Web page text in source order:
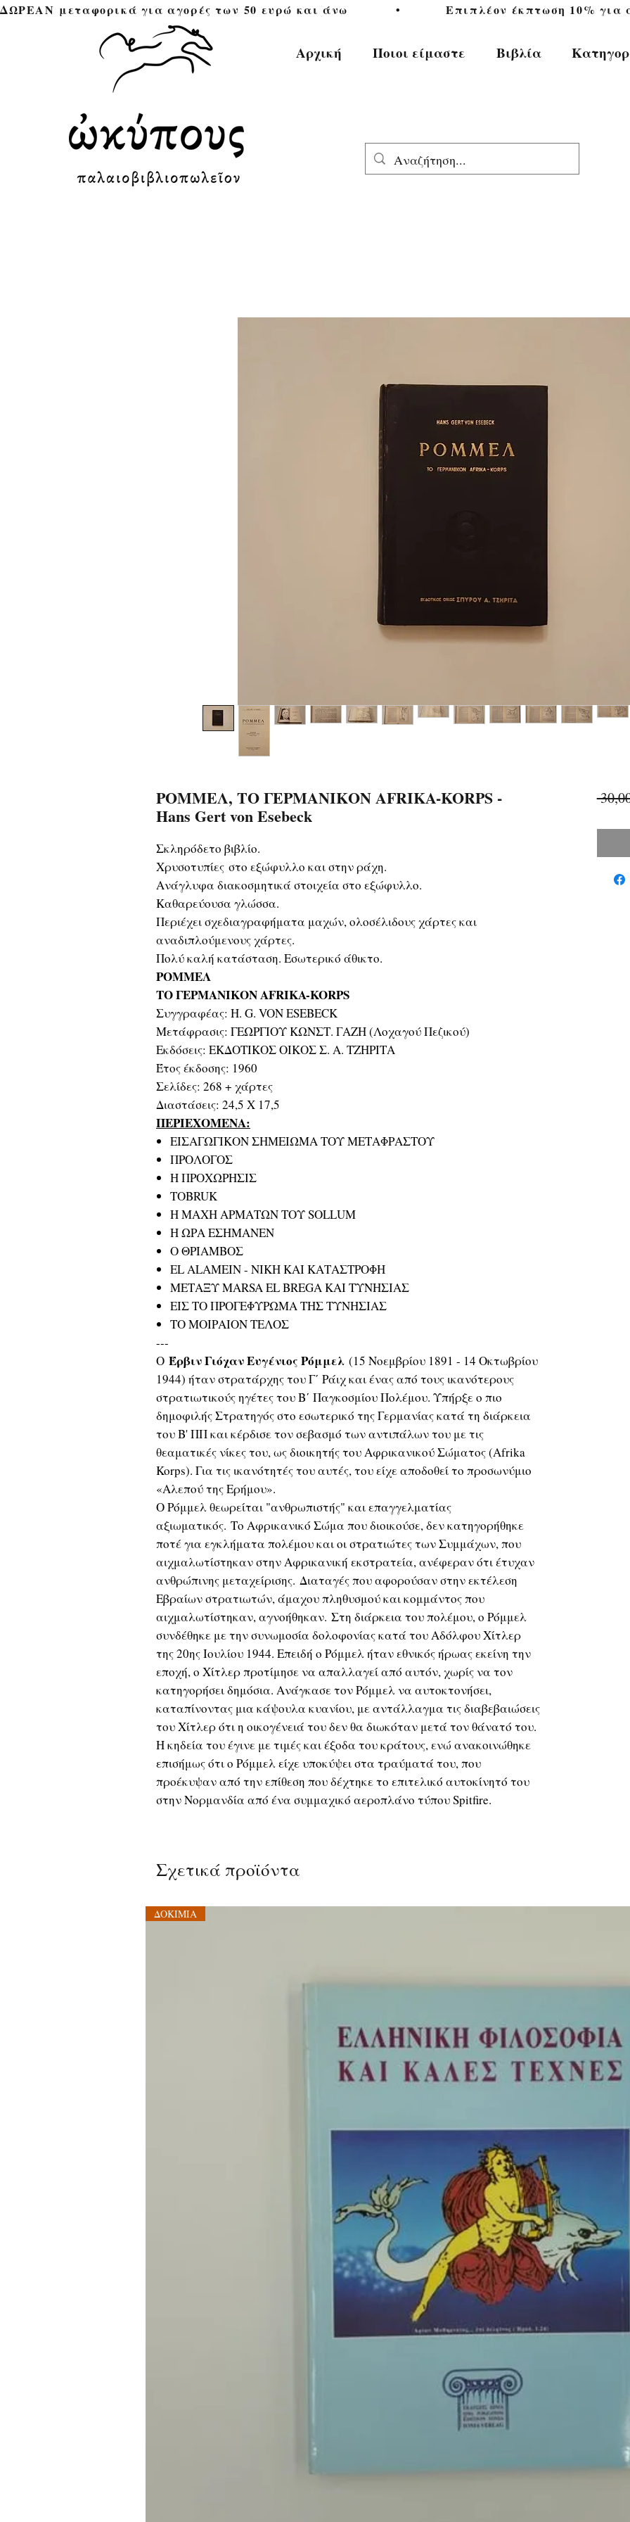
ΔΩΡΕΑΝ μεταφορικά για αγορές των 50 ευρώ και άνω            •           Επιπλέον έκπτωση 10%
Αρχική Ποιοι είμαστε Βιβλία
ΡΟΜΜΕΛ, ΤΟ ΓΕΡΜΑΝΙΚΟΝ AFRIKA-KORPS -
Hans Gert von Esebeck
Σκληρόδετο βιβλίο.
Χρυσοτυπίες στο εξώφυλλο και στην ράχη.
Ανάγλυφα διακοσμητικά στοιχεία στο εξώφυλλο.
Καθαρεύουσα γλώσσα.
Περιέχει σχεδιαγραφήματα μαχών, ολοσέλιδους χάρτες και
αναδιπλούμενους χάρτες.
Πολύ καλή κατάσταση. Εσωτερικό άθικτο.
ΡΟΜΜΕΛ
ΤΟ ΓΕΡΜΑΝΙΚΟΝ AFRIKA-KORPS
Συγγραφέας: H. G. VON ESEBECK
Μετάφρασις: ΓΕΩΡΓΙΟΥ ΚΩΝΣΤ. ΓΑΖΗ (Λοχαγού Πεζικού)
Εκδόσεις: ΕΚΔΟΤΙΚΟΣ ΟΙΚΟΣ Σ. Α. ΤΖΗΡΙΤΑ
Έτος έκδοσης: 1960
Σελίδες: 268 + χάρτες
Διαστάσεις: 24,5 Χ 17,5
ΠΕΡΙΕΧΟΜΕΝΑ:
ΕΙΣΑΓΩΓΙΚΟΝ ΣΗΜΕΙΩΜΑ ΤΟΥ ΜΕΤΑΦΡΑΣΤΟΥ
ΠΡΟΛΟΓΟΣ
Η ΠΡΟΧΩΡΗΣΙΣ
TOBRUK
Η ΜΑΧΗ ΑΡΜΑΤΩΝ ΤΟΥ SOLLUM
Η ΩΡΑ ΕΣΗΜΑΝΕΝ
Ο ΘΡΙΑΜΒΟΣ
EL ALAMEIN - ΝΙΚΗ ΚΑΙ ΚΑΤΑΣΤΡΟΦΗ
ΜΕΤΑΞΥ MARSA EL BREGA ΚΑΙ ΤΥΝΗΣΙΑΣ
ΕΙΣ ΤΟ ΠΡΟΓΕΦΥΡΩΜΑ ΤΗΣ ΤΥΝΗΣΙΑΣ
ΤΟ ΜΟΙΡΑΙΟΝ ΤΕΛΟΣ
---
Ο Έρβιν Γιόχαν Ευγένιος Ρόμμελ (15 Νοεμβρίου 1891 - 14 Οκτωβρίου
1944) ήταν στρατάρχης του Γ΄ Ράιχ και ένας από τους ικανότερους
στρατιωτικούς ηγέτες του Β΄ Παγκοσμίου Πολέμου. Υπήρξε ο πιο
δημοφιλής Στρατηγός στο εσωτερικό της Γερμανίας κατά τη διάρκεια
του Β' ΠΠ και κέρδισε τον σεβασμό των αντιπάλων του με τις
θεαματικές νίκες του, ως διοικητής του Αφρικανικού Σώματος (Afrika
Korps). Για τις ικανότητές του αυτές, του είχε αποδοθεί το προσωνύμιο
«Αλεπού της Ερήμου».
Ο Ρόμμελ θεωρείται "ανθρωπιστής" και επαγγελματίας
αξιωματικός. Το Αφρικανικό Σώμα που διοικούσε, δεν κατηγορήθηκε
ποτέ για εγκλήματα πολέμου και οι στρατιώτες των Συμμάχων, που
αιχμαλωτίστηκαν στην Αφρικανική εκστρατεία, ανέφεραν ότι έτυχαν
ανθρώπινης μεταχείρισης. Διαταγές που αφορούσαν στην εκτέλεση
Εβραίων στρατιωτών, άμαχου πληθυσμού και κομμάντος που
αιχμαλωτίστηκαν, αγνοήθηκαν. Στη διάρκεια του πολέμου, ο Ρόμμελ
συνδέθηκε με την συνωμοσία δολοφονίας κατά του Αδόλφου Χίτλερ
της 20ης Ιουλίου 1944. Επειδή ο Ρόμμελ ήταν εθνικός ήρωας εκείνη την
εποχή, ο Χίτλερ προτίμησε να απαλλαγεί από αυτόν, χωρίς να τον
κατηγορήσει δημόσια. Ανάγκασε τον Ρόμμελ να αυτοκτονήσει,
καταπίνοντας μια κάψουλα κυανίου, με αντάλλαγμα τις διαβεβαιώσεις
του Χίτλερ ότι η οικογένειά του δεν θα διωκόταν μετά τον θάνατό του.
Η κηδεία του έγινε με τιμές και έξοδα του κράτους, ενώ ανακοινώθηκε
επισήμως ότι ο Ρόμμελ είχε υποκύψει στα τραύματά του, που
προέκυψαν από την επίθεση που δέχτηκε το επιτελικό αυτοκίνητό του
στην Νορμανδία από ένα συμμαχικό αεροπλάνο τύπου Spitfire.
Σχετικά προϊόντα
ΔΟΚΙΜΙΑ